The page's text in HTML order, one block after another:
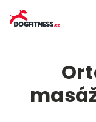
obsah